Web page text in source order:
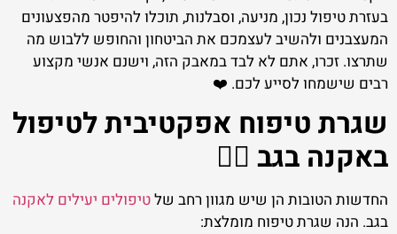
בעזרת טיפול נכון, מניעה, וסבלנות, תוכלו להיפטר מהפצעונים
המעצבנים ולהשיב לעצמכם את הביטחון והחופש ללבוש מה
שתרצו. זכרו, אתם לא לבד במאבק הזה, וישנם אנשי מקצוע
רבים שישמחו לסייע לכם. ❤️
שגרת טיפוח אפקטיבית לטיפול
באקנה בגב 💆‍♀️
החדשות הטובות הן שיש מגוון רחב שלטיפולים יעילים לאקנה
בגב. הנה שגרת טיפוח מומלצת: